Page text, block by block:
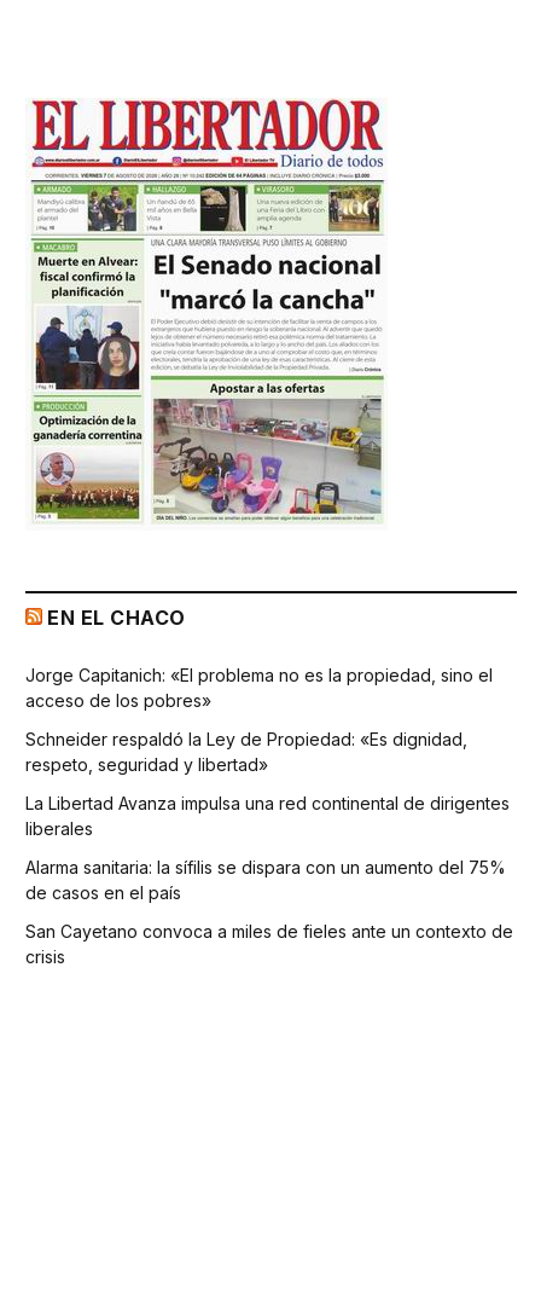
EN EL CHACO
Jorge Capitanich: «El problema no es la propiedad, sino el
acceso de los pobres»
Schneider respaldó la Ley de Propiedad: «Es dignidad,
respeto, seguridad y libertad»
La Libertad Avanza impulsa una red continental de dirigentes
liberales
Alarma sanitaria: la sífilis se dispara con un aumento del 75%
de casos en el país
San Cayetano convoca a miles de fieles ante un contexto de
crisis